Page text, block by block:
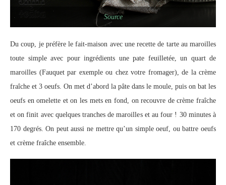
Source
Du coup, je préfère le fait-maison avec une recette de tarte au maroilles
toute simple avec pour ingrédients une pate feuilletée, un quart de
maroilles (Fauquet par exemple ou chez votre fromager), de la crème
fraîche et 3 oeufs. On met d’abord la pâte dans le moule, puis on bat les
oeufs en omelette et on les mets en fond, on recouvre de crème fraîche
et on finit avec quelques tranches de maroilles et au four ! 30 minutes à
170 degrés. On peut aussi ne mettre qu’un simple oeuf, ou battre oeufs
et crème fraîche ensemble.